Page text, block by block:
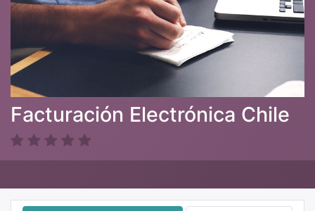
Facturación Electrónica Chile